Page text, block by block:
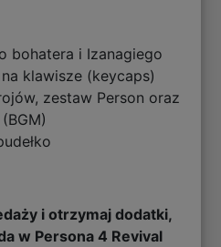
bohatera i Izanagiego
klawisze (keycaps)
zestaw Person oraz
i otrzymaj dodatki,
w Persona 4 Revival